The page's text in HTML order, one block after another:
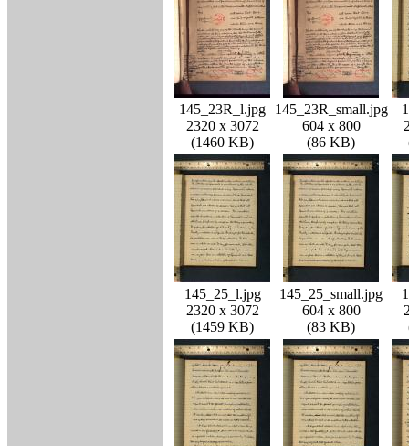
145_23R_l.jpg
2320 x 3072
(1460 KB)
145_23R_small.jpg
604 x 800
(86 KB)
145_25_l.jpg
2320 x 3072
(1459 KB)
145_25_small.jpg
604 x 800
(83 KB)